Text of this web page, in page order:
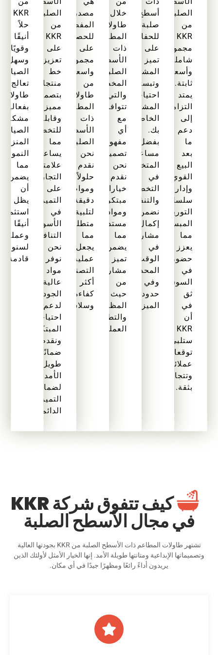
الصلبة
من
KKR
مجموعة
شاملة
وأسعارًا
ثابتة.
يمتد
التزامنا
إلى
دعم
بعد
البيع
القوي
وإدارة
سلسلة
التوريد
المبسطة،
مما
يعزز
حضورك
في
السوق.
في
KKR
ستلبي
توقعات
عملائك
وتتجاوزها
بثقة.
أسطح
صلبة
للحفاظ
على
تميز
المشروع
وتبسيط
احتياجات
المشتريات
الخاصة
بك.
بفضل
مساعدتنا
المتخصصة
في
التخطيط
والتنفيذ،
نضمن
إكمال
مشاريعك
في
الوقت
المحدد
وفي
حدود
الميزانية.
خلال
طاولات
المطاعم
ذات
الأسطح
الصلبة
المخصصة
والتي
تتوافق
مفهوم
تصميمي.
نحن
نقدم
خيارات
مبتكرة
ومواد
مستدامة،
مما
يضمن
تميز
مشاريعكم
من
حيث
المظهر
والتطبيق
العملي.
مصدرك
المفضل
للحصول
على
مجموعة
واسعة
من
طاولات
المطاعم
ذات
الأسطح
الصلبة.
نحن
نقدم
حلولاً
ومواصفات
دقيقة
لتلبية
متطلباتك،
مما
يجعل
عملية
التصنيع
أكثر
كفاءة
وسلاسة.
الصلبة
من
KKR
على
تعزيز
خط
منتجاتك
بتصميمات
مميزة
وقابلة
للتخصيص،
مما
يساعد
علامتك
التجارية
على
التميز
في
الأسواق
التنافسية.
نحن
نوفر
مواد
عالية
الجودة
لدعم
احتياجاتك
المبتكرة
ونقدم
ضمانًا
طويل
الأمد
لضمان
التميز
الدائم.
KKR
حلاً
أنيقًا
وقويًا
وسهل
الصيانة.
تعالج
طاولاتنا
بفعالية
مشكلات
الصيانة
المنزلية
النموذجية،
مما
يضمن
يظل
استثمارك
أنيقًا
وعمليًا
لسنوات
قادمة.
كيف تتفوق شركة KKR
في مجال الأسطح الصلبة
تشتهر طاولات المطاعم ذات الأسطح الصلبة من KKR بجودتها العالية
وتصميماتها الإبداعية ومتانتها طويلة الأمد. إنها الخيار الأمثل لأولئك الذين
يريدون أداءً رائعًا ومظهرًا جيدًا في أي مكان.